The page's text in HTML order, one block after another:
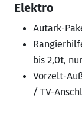
Elektro
Autark-
bis 2,0t,
Vorzelt-
/ TV-